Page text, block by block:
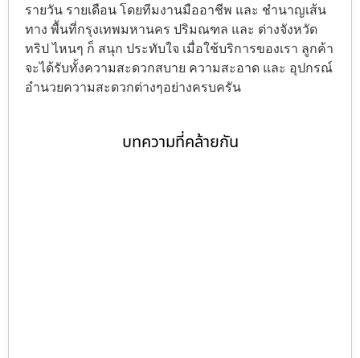
รายวัน รายเดือน โดยทีมงานมืออาชีพ และ ชำนาญเส้น
ทาง พื้นที่กรุงเทพมหานคร ปริมณฑล และ ต่างจังหวัด
ทริป ไหนๆ ก็ สนุก ประทับใจ เมื่อใช้บริการของเรา ลูกค้า
จะได้รับทั้งความสะดวกสบาย ความสะอาด และ อุปกรณ์
อำนวยความสะดวกต่างๆอย่างครบครัน
บทความที่คล้ายกัน